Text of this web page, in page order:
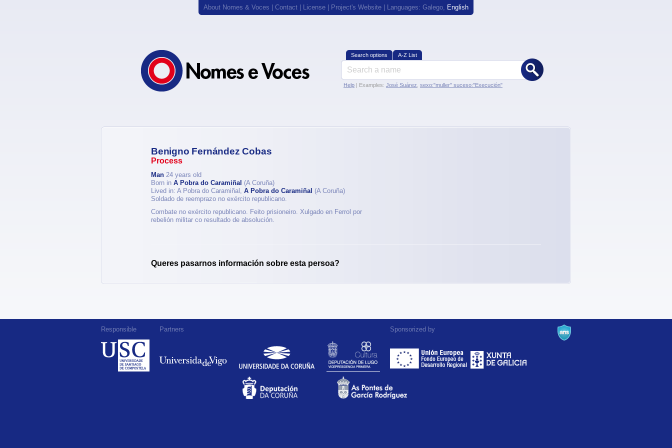
About Nomes & Voces Contact License Project's Website | Languages: Galego, English
Search options A-Z List
Help | Examples: José Suárez sexo:"muller" suceso:"Execución"
Benigno Fernández Cobas
Process
Man 24 years old
Born in A Pobra do Caramiñal (A Coruña)
Lived in: A Pobra do Caramiñal, A Pobra do Caramiñal (A Coruña)
Soldado de reemprazo no exército republicano.
Combate no exército republicano. Feito prisioneiro. Xulgado en Ferrol por
rebelión militar co resultado de absolución.
Queres pasarnos información sobre esta persoa?
Responsible Partners Sponsorized by